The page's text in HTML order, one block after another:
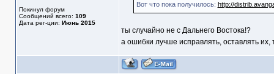
Покинул форум
Сообщений всего: 109
Дата рег-ции: Июнь 2015
Вот что пока получилось: http://
ты случайно не с Дальнего Востока!?
а ошибки лучше исправлять, оставлять их,